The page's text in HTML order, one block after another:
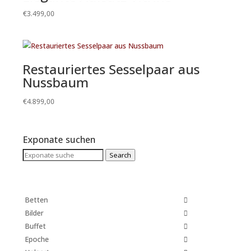
€3.499,00
Restauriertes Sesselpaar aus
Nussbaum
€4.899,00
Exponate suchen
Search
Search
Betten
Bilder
Buffet
Epoche